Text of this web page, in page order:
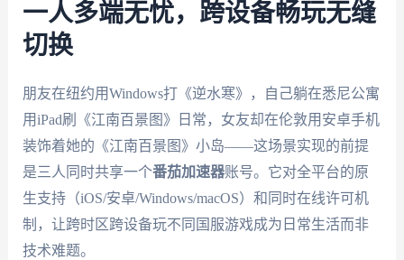
一人多端无忧，跨设备畅玩无缝
切换
朋友在纽约用Windows打《逆水寒》，自己躺在悉尼公寓
用iPad刷《江南百景图》日常，女友却在伦敦用安卓手机
装饰着她的《江南百景图》小岛——这场景实现的前提
是三人同时共享一个番茄加速器账号。它对全平台的原
生支持（iOS/安卓/Windows/macOS）和同时在线许可机
制，让跨时区跨设备玩不同国服游戏成为日常生活而非
技术难题。